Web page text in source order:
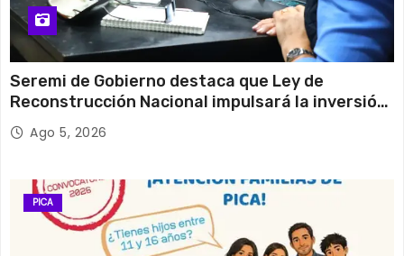
Seremi de Gobierno destaca que Ley de
Reconstrucción Nacional impulsará la inversión
y el empleo en Tarapacá
Ago 5, 2026
PICA